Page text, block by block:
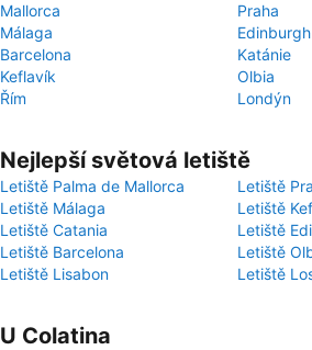
Mallorca
Praha
Málaga
Edinburgh
Barcelona
Katánie
Keflavík
Olbia
Řím
Londýn
Nejlepší světová letiště
Letiště Palma de Mallorca
Letiště
Letiště Málaga
Letiště
Letiště Catania
Letiště
Letiště Barcelona
Letiště
Letiště Lisabon
Letiště
U Colatina